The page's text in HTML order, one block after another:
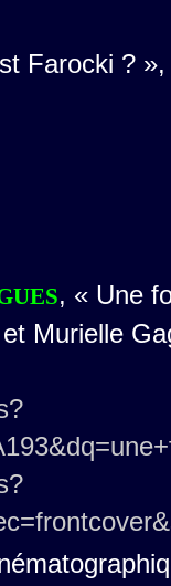
Farocki ? »,
, « Une
Murielle